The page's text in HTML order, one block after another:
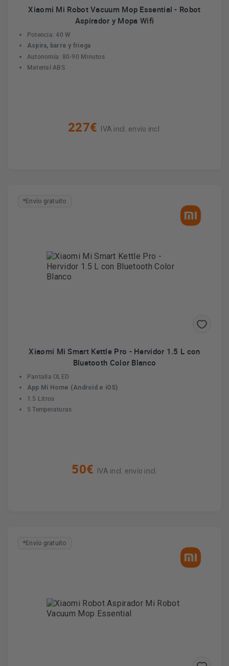
Xiaomi Mi Robot Vacuum Mop Essential - Robot
Aspirador y Mopa Wifi
Potencia: 40 W
Aspira, barre y friega
Autonomía: 80-90 Minutos
Material ABS
227€ IVA incl. envío incl.
*Envío gratuito
Xiaomi Mi Smart Kettle Pro - Hervidor 1.5 L con
Bluetooth Color Blanco
Pantalla OLED
App Mi Home (Android e iOS)
1.5 Litros
5 Temperaturas
50€ IVA incl. envío incl.
*Envío gratuito